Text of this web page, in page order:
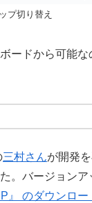
プ切り替え
ードから可能な
三村さんが開発
。バージョンア
』 のダウンロー